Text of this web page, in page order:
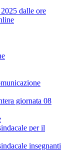
dalle ore
giornata 08
per il
insegnanti